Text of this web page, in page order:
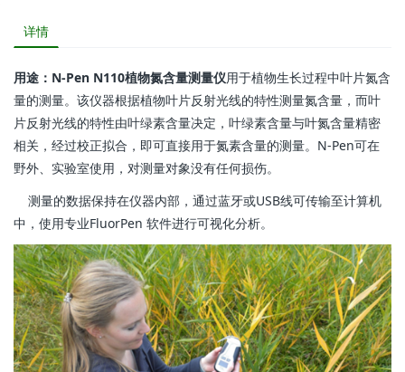
详情
用途：N-Pen N110植物氮含量测量仪用于植物生长过程中叶片氮含
量的测量。该仪器根据植物叶片反射光线的特性测量氮含量，而叶
片反射光线的特性由叶绿素含量决定，叶绿素含量与叶氮含量精密
相关，经过校正拟合，即可直接用于氮素含量的测量。N-Pen可在
野外、实验室使用，对测量对象没有任何损伤。
测量的数据保持在仪器内部，通过蓝牙或USB线可传输至计算机
中，使用专业FluorPen 软件进行可视化分析。